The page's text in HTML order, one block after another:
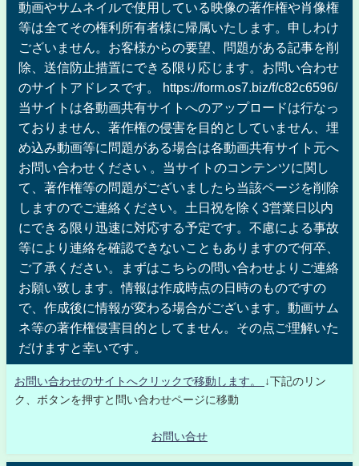
動画やサムネイルで使用している映像の著作権や肖像権
等は全てその権利所有者様に帰属いたします。申しわけ
ございません。お客様からの要望、問題がある記事を削
除、送信防止措置にできる限り応じます。お問い合わせ
のサイトアドレスです。 https://form.os7.biz/f/c82c6596/
当サイトは各動画共有サイトへのアップロードは行なっ
ておりません、著作権の侵害を目的としていません、埋
め込み動画等に問題がある場合は各動画共有サイト元へ
お問い合わせください 。当サイトのコンテンツに関し
て、著作権等の問題がございましたら当該ページを削除
しますのでご連絡ください。土日祝を除く3営業日以内
にできる限り迅速に対応する予定です。不慮による事故
等により連絡を確認できないこともありますので何卒、
ご了承ください。まずはこちらの問い合わせよりご連絡
お願い致します。情報は作成時点の日時のものですの
で、作成後に情報が変わる場合がございます。動画サム
ネ等の著作権侵害目的としてません。その点ご理解いた
だけますと幸いです。
お問い合わせのサイトへクリックで移動します。
↓下記のリン
ク、ボタンを押すと問い合わせページに移動
お問い合せ